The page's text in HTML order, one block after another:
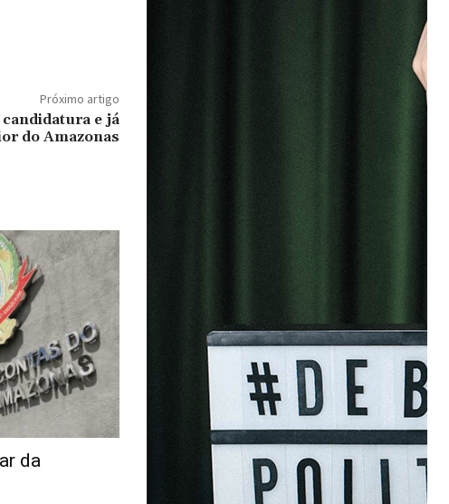
Próximo artigo
e já
do Amazonas
da